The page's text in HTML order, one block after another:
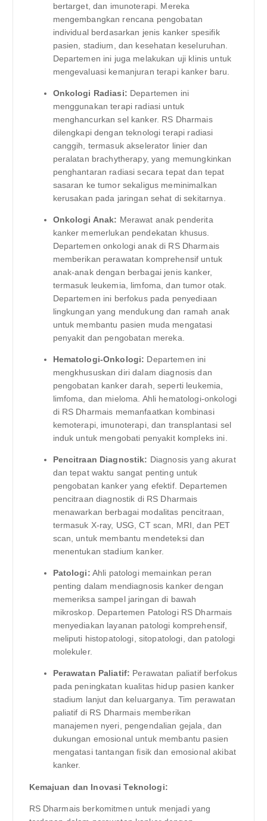
bertarget, dan imunoterapi. Mereka
mengembangkan rencana pengobatan
individual berdasarkan jenis kanker spesifik
pasien, stadium, dan kesehatan keseluruhan.
Departemen ini juga melakukan uji klinis untuk
mengevaluasi kemanjuran terapi kanker baru.
Onkologi Radiasi: Departemen ini
menggunakan terapi radiasi untuk
menghancurkan sel kanker. RS Dharmais
dilengkapi dengan teknologi terapi radiasi
canggih, termasuk akselerator linier dan
peralatan brachytherapy, yang memungkinkan
penghantaran radiasi secara tepat dan tepat
sasaran ke tumor sekaligus meminimalkan
kerusakan pada jaringan sehat di sekitarnya.
Onkologi Anak: Merawat anak penderita
kanker memerlukan pendekatan khusus.
Departemen onkologi anak di RS Dharmais
memberikan perawatan komprehensif untuk
anak-anak dengan berbagai jenis kanker,
termasuk leukemia, limfoma, dan tumor otak.
Departemen ini berfokus pada penyediaan
lingkungan yang mendukung dan ramah anak
untuk membantu pasien muda mengatasi
penyakit dan pengobatan mereka.
Hematologi-Onkologi: Departemen ini
mengkhususkan diri dalam diagnosis dan
pengobatan kanker darah, seperti leukemia,
limfoma, dan mieloma. Ahli hematologi-onkologi
di RS Dharmais memanfaatkan kombinasi
kemoterapi, imunoterapi, dan transplantasi sel
induk untuk mengobati penyakit kompleks ini.
Pencitraan Diagnostik: Diagnosis yang akurat
dan tepat waktu sangat penting untuk
pengobatan kanker yang efektif. Departemen
pencitraan diagnostik di RS Dharmais
menawarkan berbagai modalitas pencitraan,
termasuk X-ray, USG, CT scan, MRI, dan PET
scan, untuk membantu mendeteksi dan
menentukan stadium kanker.
Patologi: Ahli patologi memainkan peran
penting dalam mendiagnosis kanker dengan
memeriksa sampel jaringan di bawah
mikroskop. Departemen Patologi RS Dharmais
menyediakan layanan patologi komprehensif,
meliputi histopatologi, sitopatologi, dan patologi
molekuler.
Perawatan Paliatif: Perawatan paliatif berfokus
pada peningkatan kualitas hidup pasien kanker
stadium lanjut dan keluarganya. Tim perawatan
paliatif di RS Dharmais memberikan
manajemen nyeri, pengendalian gejala, dan
dukungan emosional untuk membantu pasien
mengatasi tantangan fisik dan emosional akibat
kanker.
Kemajuan dan Inovasi Teknologi:
RS Dharmais berkomitmen untuk menjadi yang